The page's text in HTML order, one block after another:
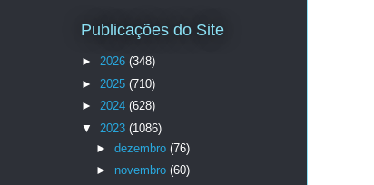
Publicações do Site
► 2026 (348)
► 2025 (710)
► 2024 (628)
▼ 2023 (1086)
► dezembro (76)
► novembro (60)